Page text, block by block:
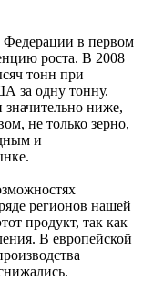
Федерации в первом
роста. В 2008
тонн при
за одну тонну.
ниже,
не только зерно,
и
регионов нашей
продукт, так как
В европейской